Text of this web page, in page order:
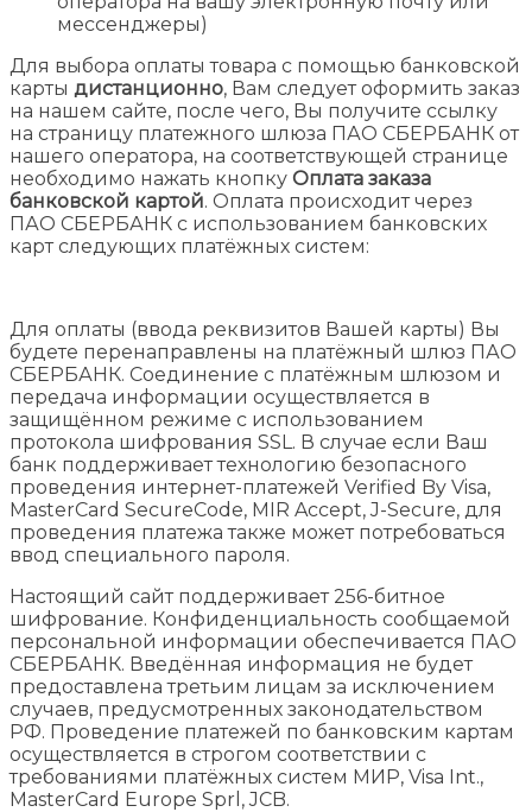
мессенджеры)
Для выбора оплаты товара с помощью банковской
карты дистанционно, Вам следует оформить заказ
на нашем сайте, после чего, Вы получите ссылку
на страницу платежного шлюза ПАО СБЕРБАНК от
нашего оператора, на соответствующей странице
необходимо нажать кнопку Оплата заказа
банковской картой. Оплата происходит через
ПАО СБЕРБАНК с использованием банковских
карт следующих платёжных систем:
Для оплаты (ввода реквизитов Вашей карты) Вы
будете перенаправлены на платёжный шлюз ПАО
СБЕРБАНК. Соединение с платёжным шлюзом и
передача информации осуществляется в
защищённом режиме с использованием
протокола шифрования SSL. В случае если Ваш
банк поддерживает технологию безопасного
проведения интернет-платежей Verified By Visa,
MasterCard SecureCode, MIR Accept, J-Secure, для
проведения платежа также может потребоваться
ввод специального пароля.
Настоящий сайт поддерживает 256-битное
шифрование. Конфиденциальность сообщаемой
персональной информации обеспечивается ПАО
СБЕРБАНК. Введённая информация не будет
предоставлена третьим лицам за исключением
случаев, предусмотренных законодательством
РФ. Проведение платежей по банковским картам
осуществляется в строгом соответствии с
требованиями платёжных систем МИР, Visa Int.,
MasterCard Europe Sprl, JCB.